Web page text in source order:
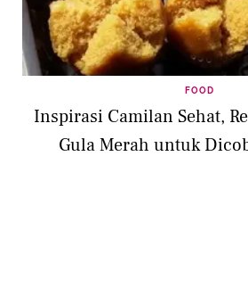
FOOD
Inspirasi Camilan Sehat,
Gula Merah untuk